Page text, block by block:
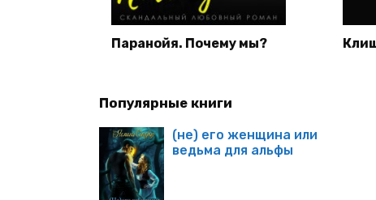
Паранойя. Почему мы?
Популярные книги
(не) его женщина или
ведьма для альфы